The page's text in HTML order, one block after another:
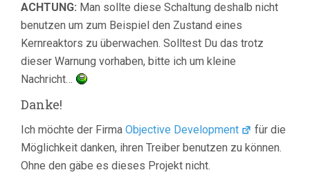
ACHTUNG: Man sollte diese Schaltung deshalb nicht
benutzen um zum Beispiel den Zustand eines
Kernreaktors zu überwachen. Solltest Du das trotz
dieser Warnung vorhaben, bitte ich um kleine
Nachricht…
Danke!
Ich möchte der Firma Objective Development
für die
Möglichkeit danken, ihren Treiber benutzen zu können.
Ohne den gäbe es dieses Projekt nicht.